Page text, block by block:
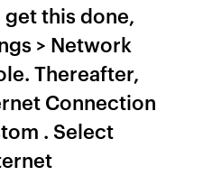
get this done,
> Network
Thereafter,
Connection
. Select